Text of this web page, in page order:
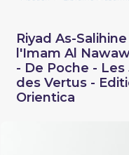
Riyad As-
l'Imam Al
- De Poche - Les
des Vertus -
Orientica